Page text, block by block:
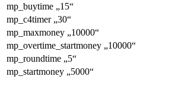
mp_buytime „15“
mp_c4timer „30“
mp_maxmoney „10000“
mp_overtime_startmoney „10000“
mp_roundtime „5“
mp_startmoney „5000“